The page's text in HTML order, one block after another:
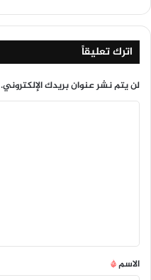
اترك تعليقاً
لن يتم نشر عنوان بريدك الإلكتروني.
*
الاسم*